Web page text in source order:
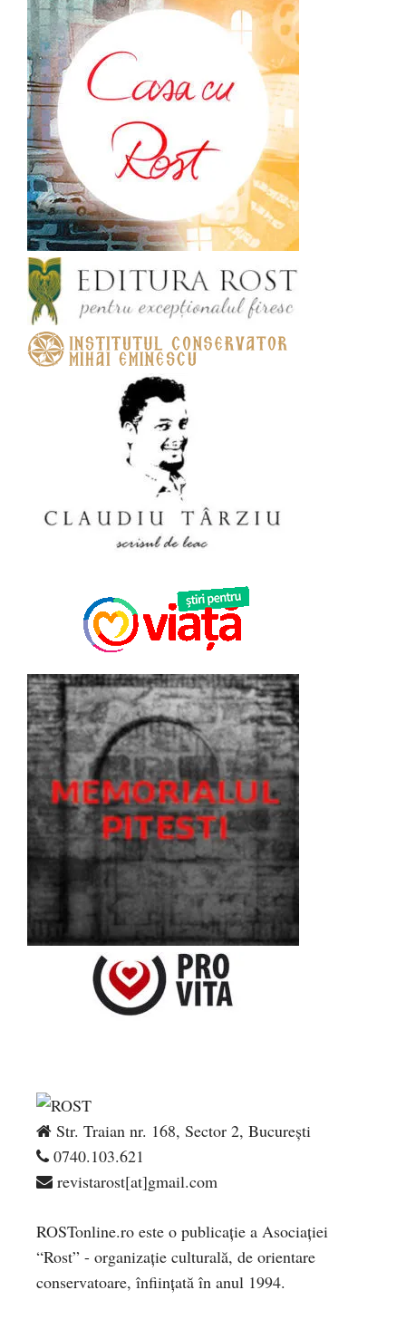
Str. Traian nr. 168, Sector 2, București
0740.103.621
revistarost[at]gmail.com
ROSTonline.ro este o publicaţie a Asociaţiei
“Rost” - organizaţie culturală, de orientare
conservatoare, înfiinţată în anul 1994.